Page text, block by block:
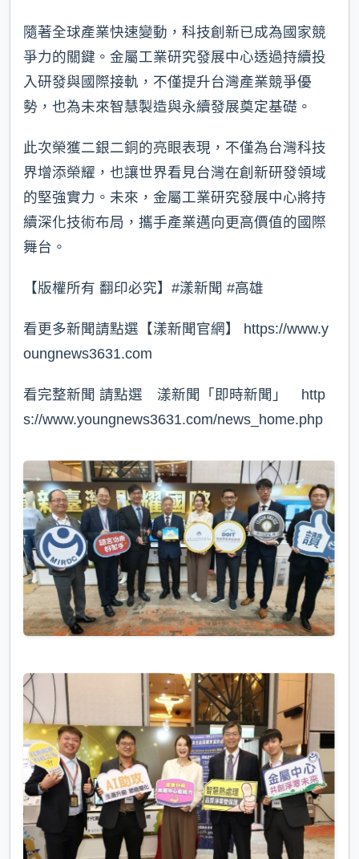
隨著全球產業快速變動，科技創新已成為國家競
爭力的關鍵。金屬工業研究發展中心透過持續投
入研發與國際接軌，不僅提升台灣產業競爭優
勢，也為未來智慧製造與永續發展奠定基礎。
此次榮獲二銀二銅的亮眼表現，不僅為台灣科技
界增添榮耀，也讓世界看見台灣在創新研發領域
的堅強實力。未來，金屬工業研究發展中心將持
續深化技術布局，攜手產業邁向更高價值的國際
舞台。
【版權所有 翻印必究】#漾新聞 #高雄
看更多新聞請點選【漾新聞官網】 https://www.y
oungnews3631.com⁠
看完整新聞 請點選 漾新聞「即時新聞」 http
s://www.youngnews3631.com/news_home.php⁠